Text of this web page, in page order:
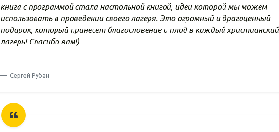
книга с программой стала настольной книгой, идеи которой мы можем
использовать в проведении своего лагеря. Это огромный и драгоценный
подарок, который принесет благословение и плод в каждый христианский
лагерь! Спасибо вам!)
Сергей Рубан